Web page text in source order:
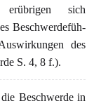
erübrigen sich
Beschwerdefüh-
des
S. 4, 8 f.).
Beschwerde in